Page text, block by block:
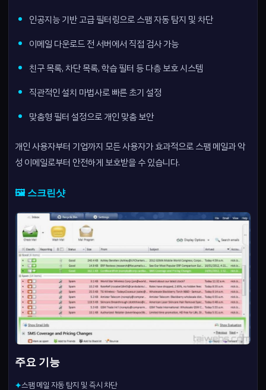
인공지능 기반 고급 필터링으로 스팸 자동 탐지 및 차단
이메일 다운로드 전 서버에서 직접 검사 가능
친구 목록, 차단 목록, 학습 필터 등 다층 보호 시스템
직관적인 설치 마법사로 빠른 초기 설정
맞춤형 필터 설정으로 개인 맞춤 보안
개인 사용자부터 기업까지 모든 사용자가 효과적으로 스팸 메일과 악
성 이메일로부터 안전하게 보호받을 수 있습니다.
🖼️ 스크린샷
주요 기능
✦스팸 메일 자동 탐지 및 즉시 차단